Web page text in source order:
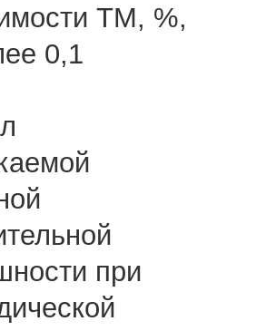
ТМ, %,
0,1
при